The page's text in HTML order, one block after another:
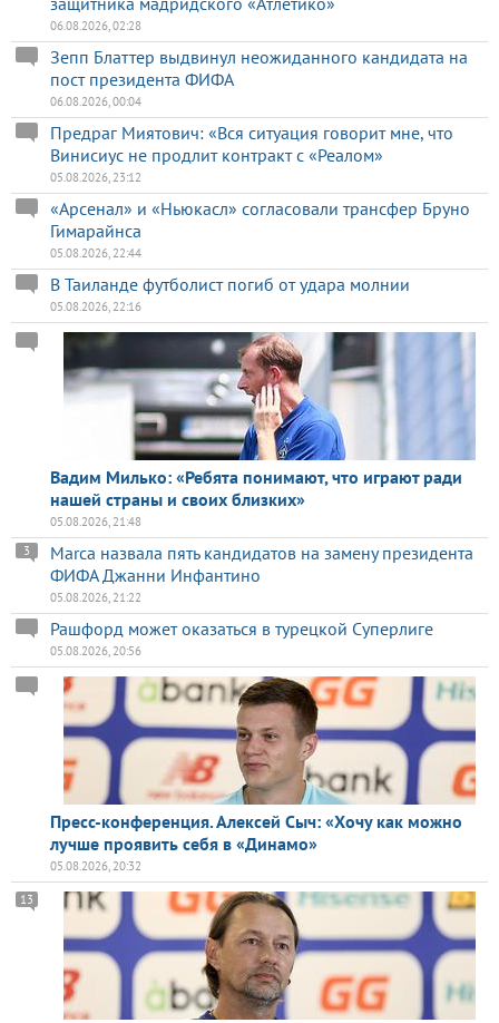
06.08.2026, 02:28
Зепп Блаттер выдвинул неожиданного кандидата на
пост президента ФИФА
06.08.2026, 00:04
Предраг Миятович: «Вся ситуация говорит мне, что
Винисиус не продлит контракт с «Реалом»
05.08.2026, 23:12
«Арсенал» и «Ньюкасл» согласовали трансфер Бруно
Гимарайнса
05.08.2026, 22:44
В Таиланде футболист погиб от удара молнии
05.08.2026, 22:16
Вадим Милько: «Ребята понимают, что играют ради
нашей страны и своих близких»
05.08.2026, 21:48
Marca назвала пять кандидатов на замену президента
ФИФА Джанни Инфантино
3
05.08.2026, 21:22
Рашфорд может оказаться в турецкой Суперлиге
05.08.2026, 20:56
Пресс-конференция. Алексей Сыч: «Хочу как можно
лучше проявить себя в «Динамо»
05.08.2026, 20:32
13